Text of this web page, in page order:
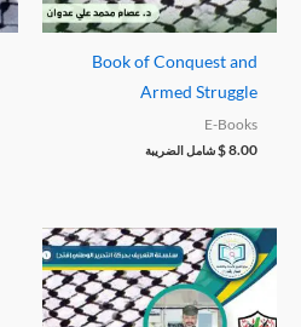
Book of Conquest and
Armed Struggle
E-Books
$8.00 شامل الضريبة